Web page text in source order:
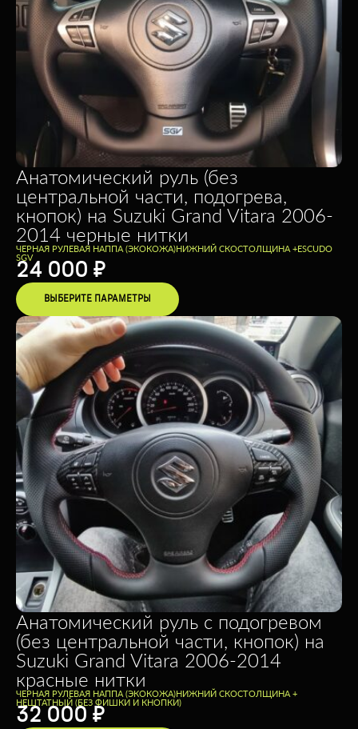
Анатомический руль (без
центральной части, подогрева,
кнопок) на Suzuki Grand Vitara 2006-
2014 черные нитки
ЧЕРНАЯ РУЛЕВАЯ НАППА (ЭКОКОЖА)НИЖНИЙ СКОСТОЛЩИНА +ESCUDO
SGV
24 000 ₽
ВЫБЕРИТЕ ПАРАМЕТРЫ
Анатомический руль c подогревом
(без центральной части, кнопок) на
Suzuki Grand Vitara 2006-2014
красные нитки
ЧЕРНАЯ РУЛЕВАЯ НАППА (ЭКОКОЖА)НИЖНИЙ СКОСТОЛЩИНА +
НЕШТАТНЫЙ (БЕЗ ФИШКИ И КНОПКИ)
32 000 ₽